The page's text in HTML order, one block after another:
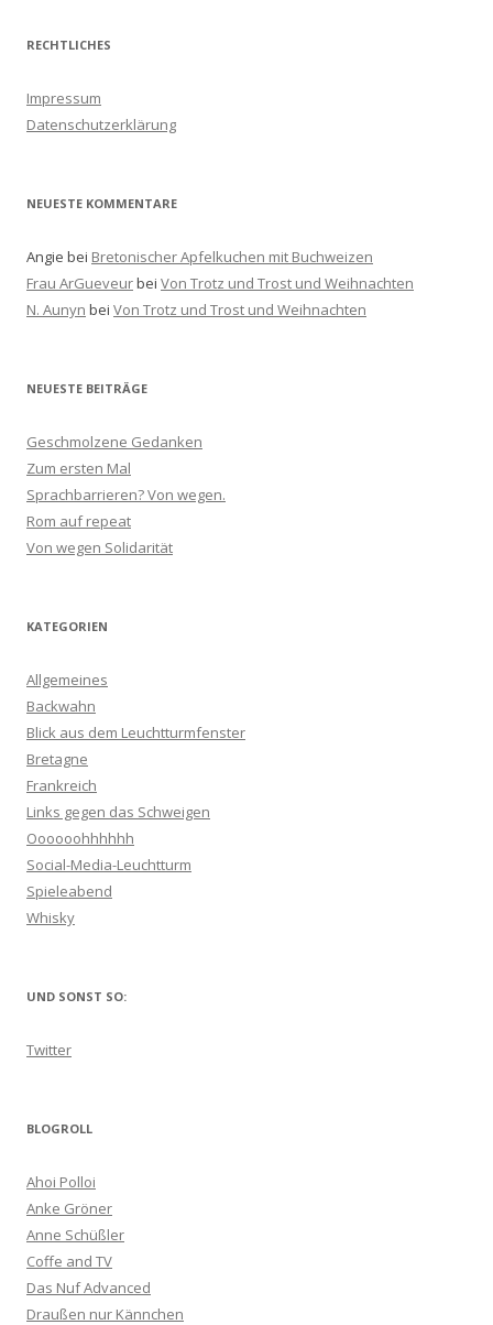
h
n
a
:
RECHTLICHES
Impressum
Datenschutzerklärung
NEUESTE KOMMENTARE
Angie bei Bretonischer Apfelkuchen mit Buchweizen
Frau ArGueveurbei Von Trotz und Trost und Weihnachten
N. Aunyn bei Von Trotz und Trost und Weihnachten
NEUESTE BEITRÄGE
Geschmolzene Gedanken
Zum ersten Mal
Sprachbarrieren? Von wegen.
Rom auf repeat
Von wegen Solidarität
KATEGORIEN
Allgemeines
Backwahn
Blick aus dem Leuchtturmfenster
Bretagne
Frankreich
Links gegen das Schweigen
Oooooohhhhhh
Social-Media-Leuchtturm
Spieleabend
Whisky
UND SONST SO:
Twitter
BLOGROLL
Ahoi Polloi
Anke Gröner
Anne Schüßler
Coffe and TV
Das Nuf Advanced
Draußen nur Kännchen